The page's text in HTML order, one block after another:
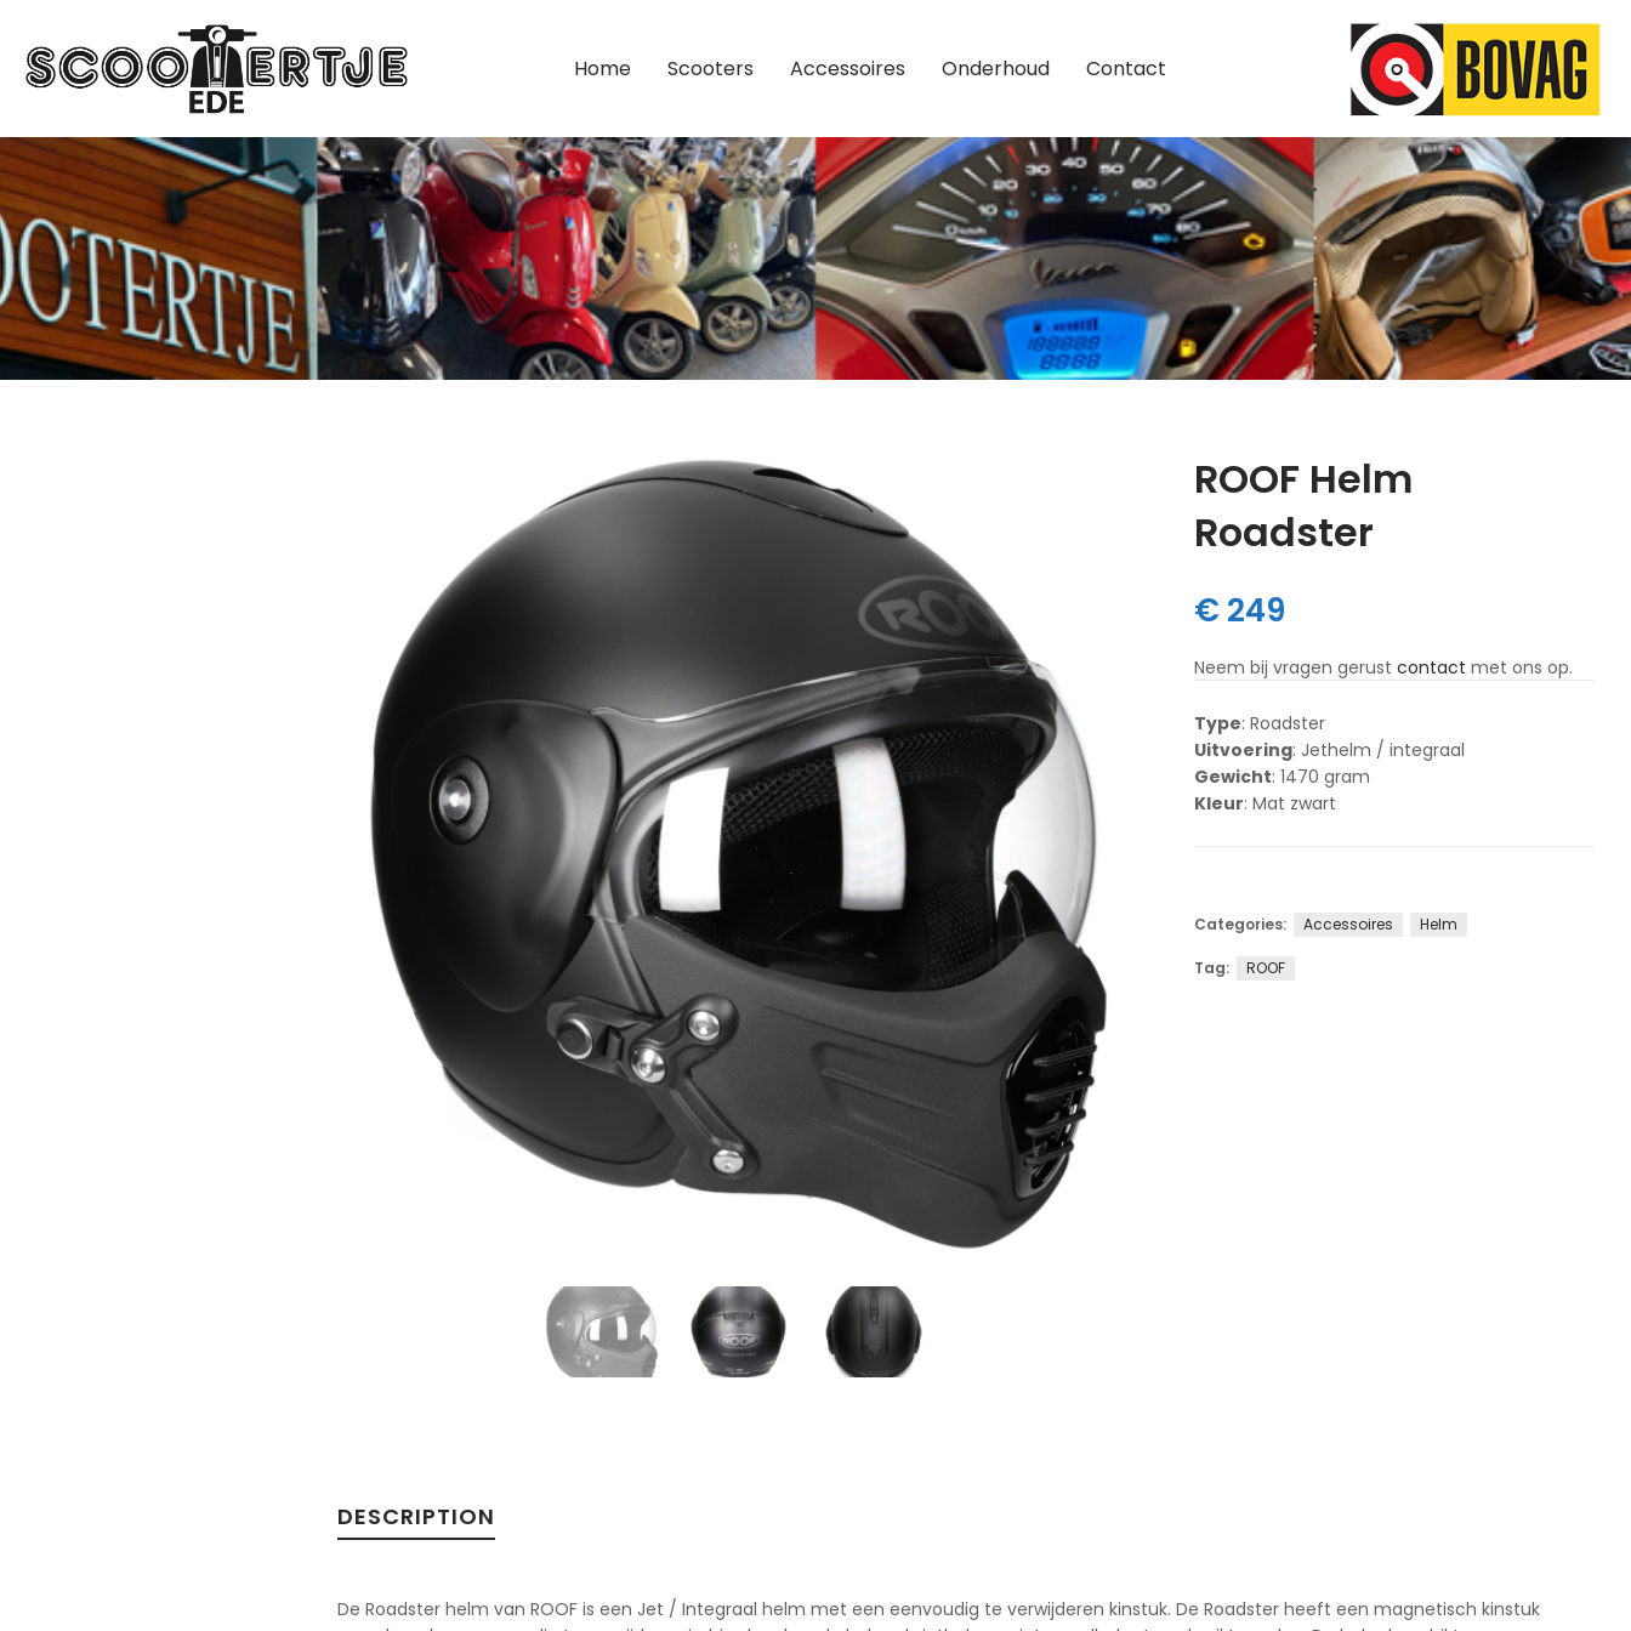
Home Scooters Accessoires Onderhoud Contact
ROOF Helm
Roadster
€ 249
Neem bij vragen gerust contact met ons op.
Type: Roadster
Uitvoering: Jethelm / integraal
Gewicht: 1470 gram
Kleur: Mat zwart
Categories: Accessoires Helm
Tag: ROOF
DESCRIPTION
De Roadster helm van ROOF is een Jet / Integraal helm met een eenvoudig te verwijderen kinstuk. De Roadster heeft een magnetisch kinstuk